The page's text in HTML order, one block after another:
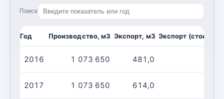
Поиск
Год Производство, м3 Экспорт, м3 Экспорт
2016 1 073 650 481,0
2017 1 073 650 614,0